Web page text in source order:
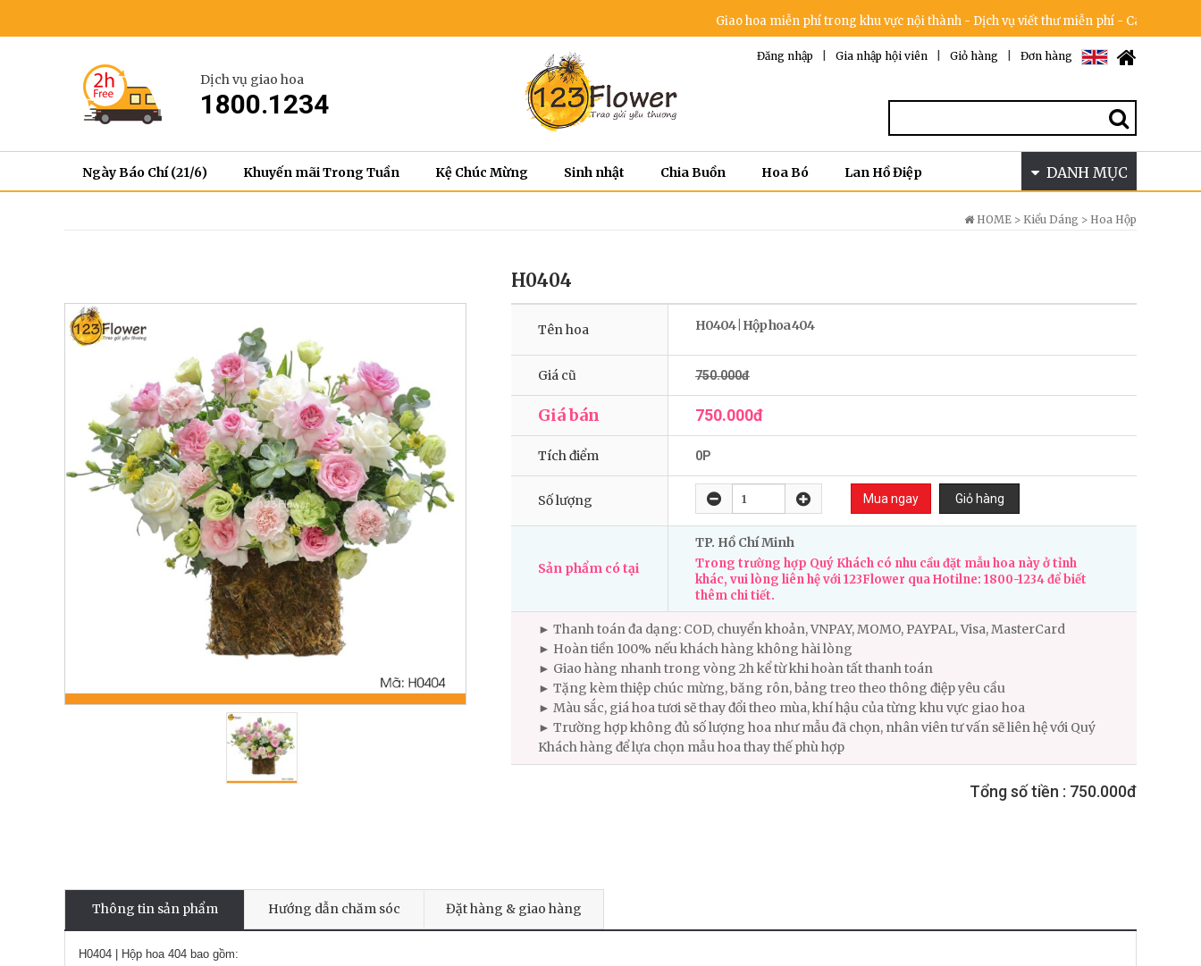
Giao hoa miễn phí trong khu vực nội thành - Dịch vụ viết thư miễn phí - Cam kết không tăng
Dịch vụ giao hoa
1800.1234
Đơn hàng
Giỏ hàng
Gia nhập hội viên
Đăng nhập
Ngày Báo Chí (21/6) Khuyến mãi Trong Tuần Kệ Chúc Mừng Sinh nhật Chia Buồn Hoa Bó Lan Hồ Điệp DANH MỤC
HOME > Kiểu Dáng > Hoa Hộp
H0404
Tên hoa H0404 | Hộp hoa 404
Giá cũ 750.000đ
Giá bán 750.000đ
Tích điểm 0P
Số lượng
Sản phẩm có tại
TP. Hồ Chí Minh
Trong trường hợp Quý Khách có nhu cầu đặt mẫu hoa này ở tỉnh
khác, vui lòng liên hệ với 123Flower qua Hotilne: 1800-1234 để biết
thêm chi tiết.
► Thanh toán đa dạng: COD, chuyển khoản, VNPAY, MOMO, PAYPAL, Visa, MasterCard
► Hoàn tiền 100% nếu khách hàng không hài lòng
► Giao hàng nhanh trong vòng 2h kể từ khi hoàn tất thanh toán
► Tặng kèm thiệp chúc mừng, băng rôn, bảng treo theo thông điệp yêu cầu
► Màu sắc, giá hoa tươi sẽ thay đổi theo mùa, khí hậu của từng khu vực giao hoa
► Trường hợp không đủ số lượng hoa như mẫu đã chọn, nhân viên tư vấn sẽ liên hệ với Quý
Khách hàng để lựa chọn mẫu hoa thay thế phù hợp
Tổng số tiền : 750.000đ
Thông tin sản phẩm Hướng dẫn chăm sóc Đặt hàng & giao hàng
H0404 | Hộp hoa 404 bao gồm: